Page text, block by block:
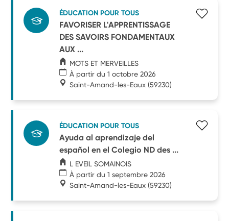
ÉDUCATION POUR TOUS
FAVORISER L'APPRENTISSAGE
DES SAVOIRS FONDAMENTAUX
AUX ...
MOTS ET MERVEILLES
À partir du 1 octobre 2026
Saint-Amand-les-Eaux (59230)
ÉDUCATION POUR TOUS
Ayuda al aprendizaje del
español en el Colegio ND des ...
L EVEIL SOMAINOIS
À partir du 1 septembre 2026
Saint-Amand-les-Eaux (59230)